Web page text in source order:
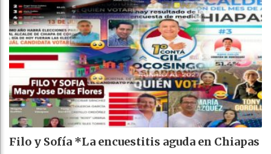
Filo y Sofía *La encuestitis aguda en Chiapas